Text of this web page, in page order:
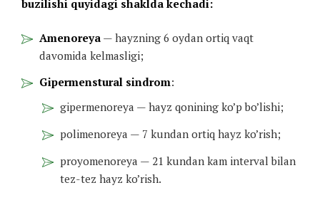
buzilishi quyidagi shaklda kechadi:
Amenoreya — hayzning 6 oydan ortiq vaqt
davomida kelmasligi;
Gipermenstural sindrom:
gipermenoreya — hayz qonining ko’p bo’lishi;
polimenoreya — 7 kundan ortiq hayz ko’rish;
proyomenoreya — 21 kundan kam interval bilan
tez-tez hayz ko’rish.